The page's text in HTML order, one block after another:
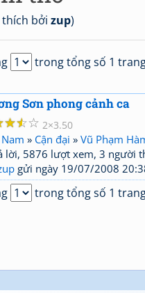
thích bởi zup)
trong tổng số 1
Sơn phong cảnh ca
☆
☆
☆ 2 3.50
» Cận đại » Vũ Phạm
lời, 5876 lượt xem, 3 người
gửi ngày 19/07/2008
trong tổng số 1